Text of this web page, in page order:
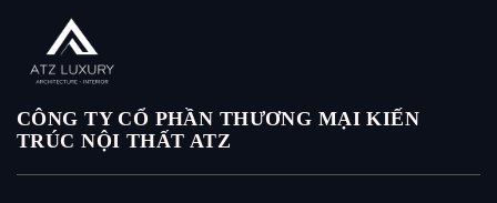
CÔNG TY CỔ PHẦN THƯƠNG MẠI KIẾN
TRÚC NỘI THẤT ATZ